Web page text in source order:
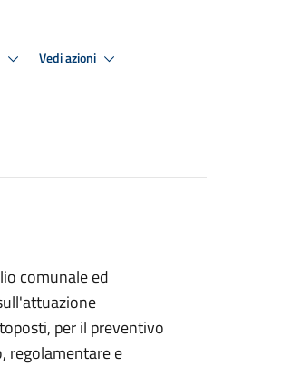
Vedi azioni
comunale ed
per il preventivo
regolamentare e